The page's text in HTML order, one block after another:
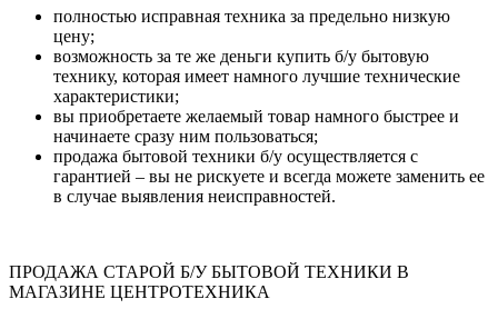
полностью исправная техника за предельно низкую
цену;
возможность за те же деньги купить б/у бытовую
технику, которая имеет намного лучшие технические
характеристики;
вы приобретаете желаемый товар намного быстрее и
начинаете сразу ним пользоваться;
продажа бытовой техники б/у осуществляется с
гарантией – вы не рискуете и всегда можете заменить ее
в случае выявления неисправностей.
ПРОДАЖА СТАРОЙ Б/У БЫТОВОЙ ТЕХНИКИ В
МАГАЗИНЕ ЦЕНТРОТЕХНИКА